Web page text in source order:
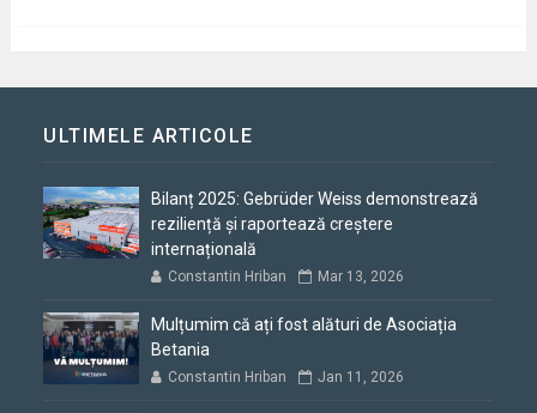
ULTIMELE ARTICOLE
Bilanț 2025: Gebrüder Weiss demonstrează
reziliență și raportează creștere
internațională
Constantin Hriban Mar 13, 2026
Mulțumim că ați fost alături de Asociația
Betania
Constantin Hriban Jan 11, 2026